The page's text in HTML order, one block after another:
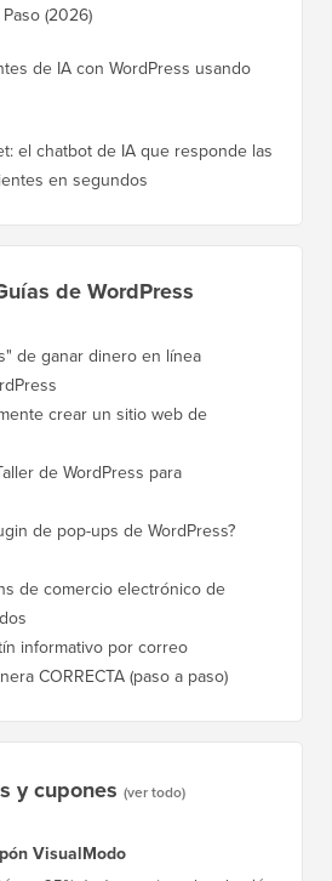
(2026)
de IA con WordPress usando
el chatbot de IA que responde las
en segundos
de WordPress
de ganar dinero en línea
crear un sitio web de
de WordPress para
de pop-ups de WordPress?
de comercio electrónico de
informativo por correo
CORRECTA (paso a paso)
y cupones (ver todo)
VisualModo